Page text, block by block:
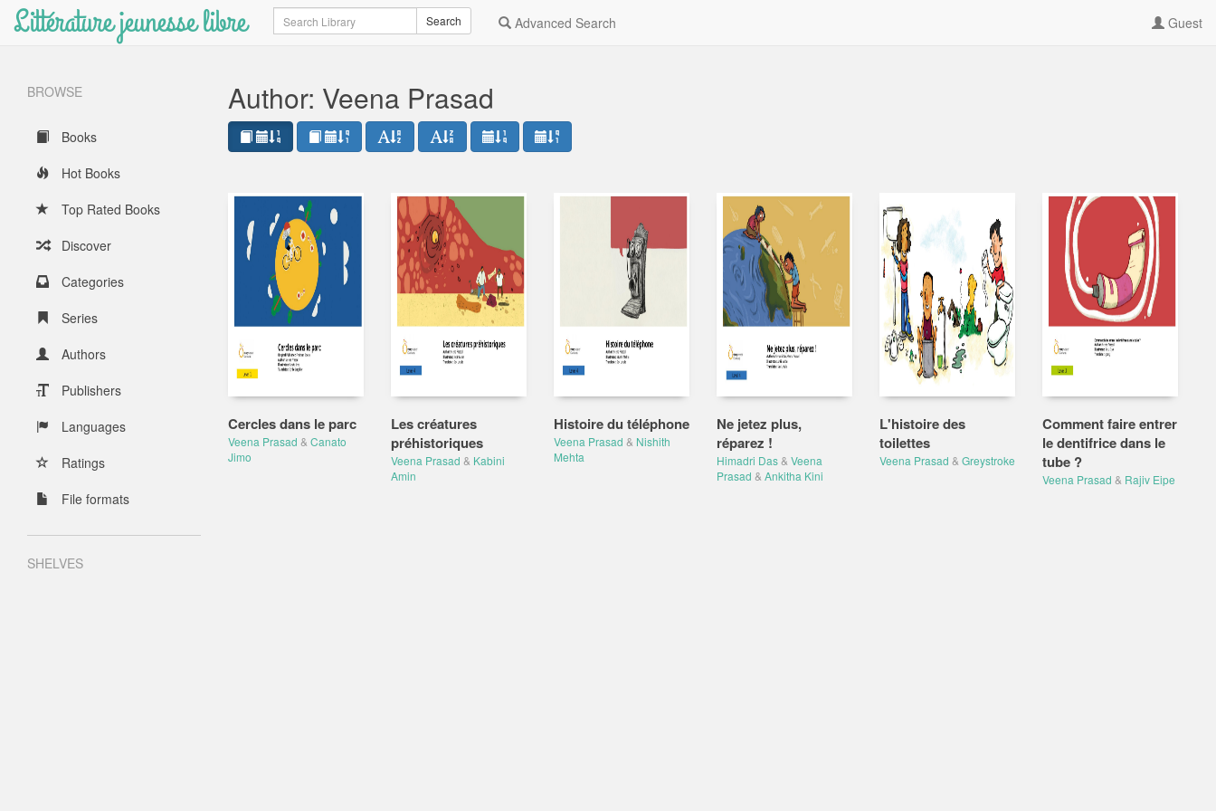
Littérature jeunesse libre Search Search Advanced Search Guest
BROWSE
Books
Hot Books
Top Rated Books
Discover
Categories
Series
Authors
Publishers
Languages
Ratings
File formats
SHELVES
Author: Veena Prasad
Cercles dans le parc
Veena Prasad & Canato
Jimo
Les créatures
préhistoriques
Veena Prasad & Kabini
Amin
Histoire du téléphone
Veena Prasad & Nishith
Mehta
Ne jetez plus,
réparez !
Himadri Das & Veena
Prasad & Ankitha Kini
L'histoire des
toilettes
Veena Prasad & Greystroke
Comment faire entrer
le dentifrice dans le
tube ?
Veena Prasad & Rajiv Eipe